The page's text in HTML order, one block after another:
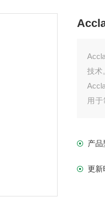
技术
用
产品
更新